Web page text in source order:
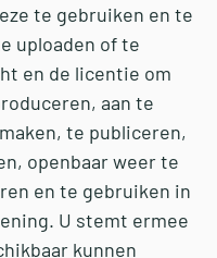
te gebruiken en te
uploaden of te
en de licentie om
aan te
te publiceren,
openbaar weer te
en te gebruiken in
U stemt ermee
kunnen